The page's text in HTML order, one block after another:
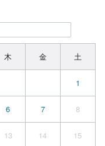
木 金 土
1
6 7 8
13 14 15